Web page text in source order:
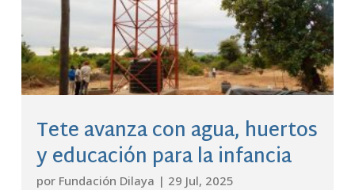
Tete avanza con agua, huertos
y educación para la infancia
por Fundación Dilaya | 29 Jul, 2025